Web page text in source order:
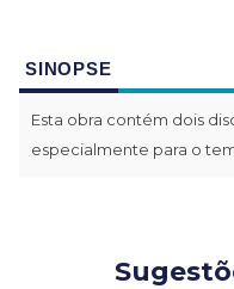
SINOPSE
Esta obra contém dois
especialmente para o